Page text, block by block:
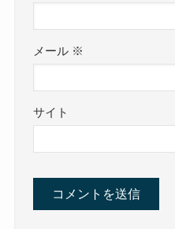
メール ※
サイト